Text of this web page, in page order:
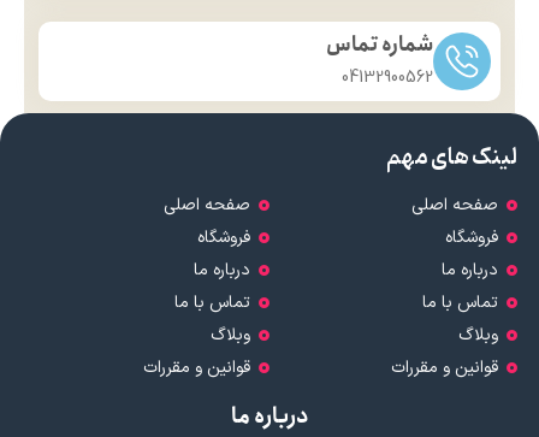
شماره تماس
04132900562
لینک های مهم
صفحه اصلی
فروشگاه
درباره ما
تماس با ما
وبلاگ
قوانین و مقررات
صفحه اصلی
فروشگاه
درباره ما
تماس با ما
وبلاگ
قوانین و مقررات
درباره ما